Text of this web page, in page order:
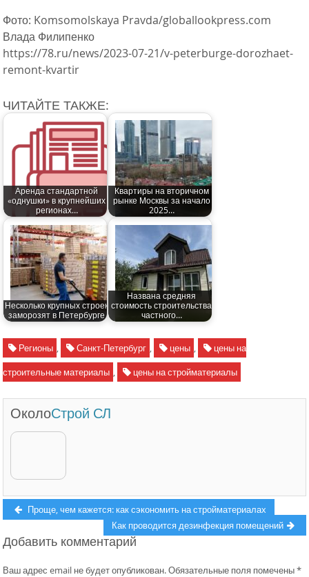
Фото: Komsomolskaya Pravda/globallookpress.com
Влада Филипенко
https://78.ru/news/2023-07-21/v-peterburge-dorozhaet-
remont-kvartir
ЧИТАЙТЕ ТАКЖЕ:
Аренда стандартной
«однушки» в крупнейших
регионах…
Квартиры на вторичном
рынке Москвы за начало
2025…
Несколько крупных строек
заморозят в Петербурге
Названа средняя
стоимость строительства
частного…
Регионы , Санкт-Петербург , цены ,
цены на
строительные материалы , цены на стройматериалы
ОколоСтрой СЛ
Навигация
записям
Previous
Проще, чем кажется: как сэкономить на стройматериалах
Next
post:
Как проводится дезинфекция помещений
Добавить комментарий
Ваш адрес email не будет опубликован.Обязательные поля помечены*